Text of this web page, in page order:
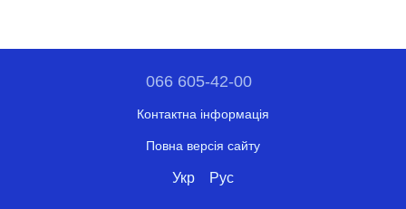
066 605-42-00
Контактна інформація
Повна версія сайту
Укр Рус